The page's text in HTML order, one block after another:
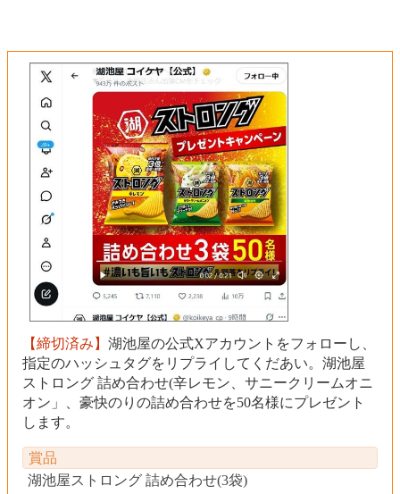
【締切済み】 湖池屋の公式Xアカウントをフォローし、
指定のハッシュタグをリプライしてくだあい。湖池屋
ストロング 詰め合わせ(辛レモン、サニークリームオニ
オン」、豪快のりの詰め合わせを50名様にプレゼント
します。
賞品
湖池屋ストロング 詰め合わせ(3袋)